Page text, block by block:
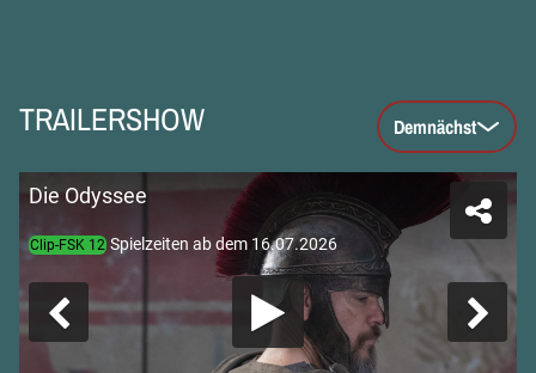
TRAILERSHOW Demnächst
Die Odyssee
Clip-FSK 12 Spielzeiten ab dem 16.07.2026